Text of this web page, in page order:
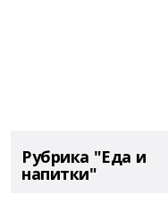
Рубрика "Еда и
напитки"